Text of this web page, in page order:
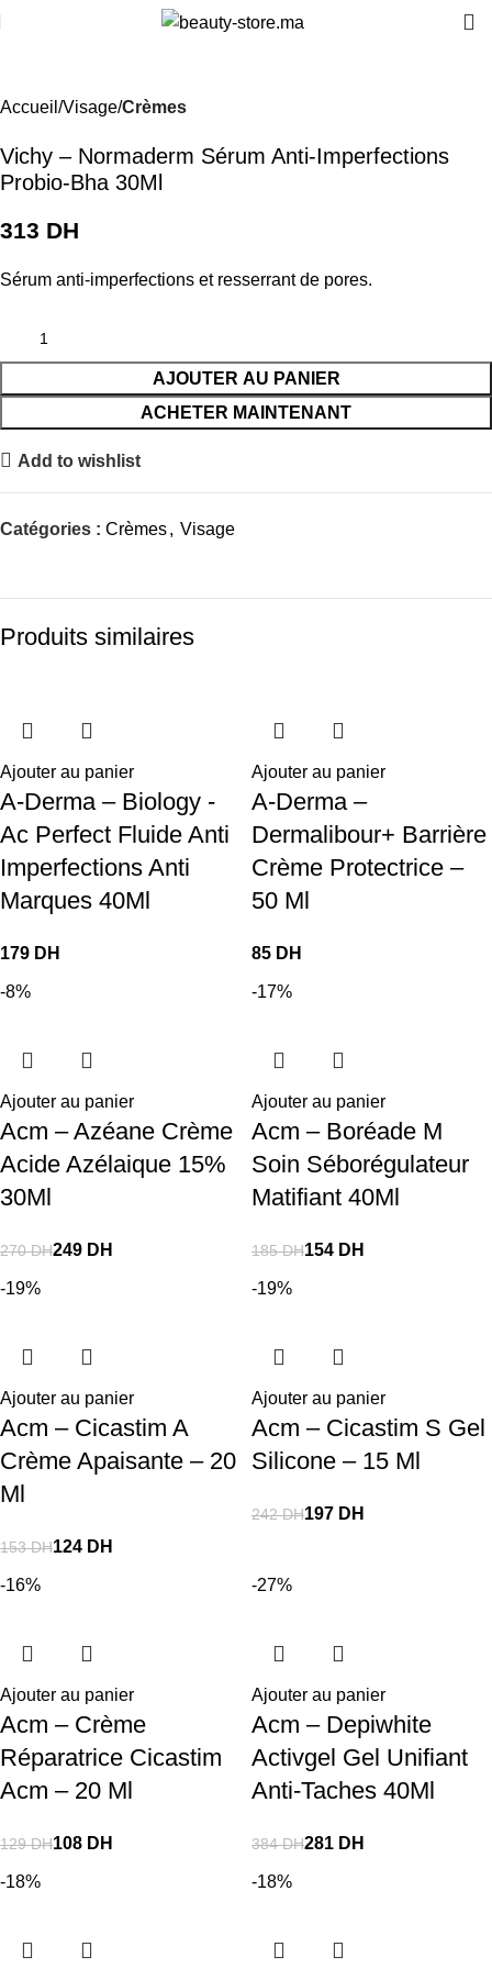
Accueil Visage Crèmes
Vichy – Normaderm Sérum Anti-Imperfections
Probio-Bha 30Ml
DH
Sérum anti-imperfections et resserrant de pores.
AJOUTER AU PANIER
ACHETER MAINTENANT
Add to wishlist
Catégories : Crèmes, Visage
Produits similaires
Ajouter au panier
A-Derma – Biology -
Ac Perfect Fluide Anti
Imperfections Anti
Marques 40Ml
DH
Ajouter au panier
A-Derma –
Dermalibour+ Barrière
Crème Protectrice –
50 Ml
DH
-8%
Ajouter au panier
Acm – Azéane Crème
Acide Azélaique 15%
30Ml
270DH249 DH
-17%
Ajouter au panier
Acm – Boréade M
Soin Séborégulateur
Matifiant 40Ml
185DH154 DH
-19%
Ajouter au panier
Acm – Cicastim A
Crème Apaisante – 20
Ml
153DH124 DH
-19%
Ajouter au panier
Acm – Cicastim S Gel
Silicone – 15 Ml
242DH197 DH
-16%
Ajouter au panier
Acm – Crème
Réparatrice Cicastim
Acm – 20 Ml
129DH108 DH
-27%
Ajouter au panier
Acm – Depiwhite
Activgel Gel Unifiant
Anti-Taches 40Ml
384DH281 DH
-18% -18%